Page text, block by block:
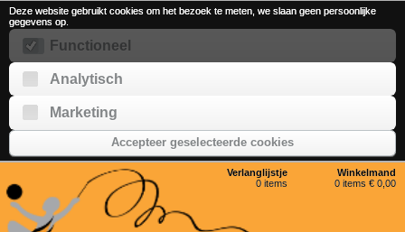
Deze website gebruikt cookies om het bezoek te meten, we slaan geen persoonlijke
gegevens op.
Functioneel
Analytisch
Marketing
Accepteer geselecteerde cookies
Verlanglijstje
0 items
Winkelmand
0 items € 0,00